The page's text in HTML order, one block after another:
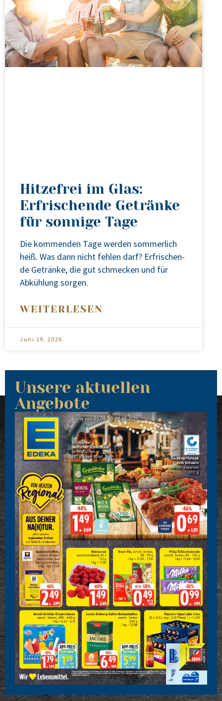
Hitzefrei im Glas:
Erfrischende Getränke
für sonnige Tage
Die kom­men­den Tage wer­den som­mer­lich
heiß. Was dann nicht feh­len darf? Erfri­schen­
de Geträn­ke, die gut schme­cken und für
Abküh­lung sor­gen.
WEITERLESEN
Juni 19, 2026
Unsere aktuellen
Angebote